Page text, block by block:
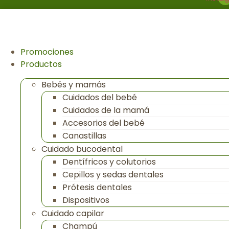
Promociones
Productos
Bebés y mamás
Cuidados del bebé
Cuidados de la mamá
Accesorios del bebé
Canastillas
Cuidado bucodental
Dentífricos y colutorios
Cepillos y sedas dentales
Prótesis dentales
Dispositivos
Cuidado capilar
Champú